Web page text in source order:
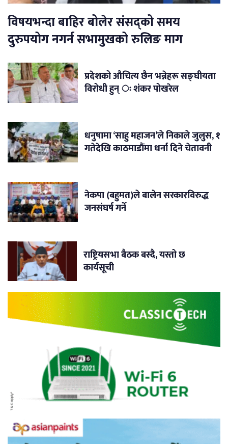
विषयभन्दा बाहिर बोलेर संसद्को समय
दुरुपयोग नगर्न सभामुखको रुलिङ माग
प्रदेशको औचित्य छैन भन्नेहरू सङ्घीयता
विरोधी हुन् ः शंकर पोखरेल
धनुषामा ‘साहु महाजन’ले निकाले जुलुस, १
गतेदेखि काठमाडौंमा धर्ना दिने चेतावनी
नेकपा (बहुमत)ले बालेन सरकारविरुद्ध
जनसंघर्ष गर्ने
राष्ट्रियसभा बैठक बस्दै, यस्तो छ
कार्यसूची